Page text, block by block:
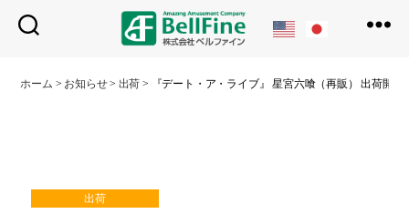
フ
ホーム > お知らせ> 出荷 > 『デート・ア・ライブ』 星宮六喰（再販） 出荷開始
出荷